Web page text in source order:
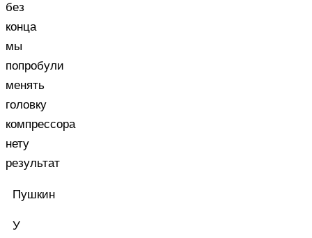
без
конца
мы
попробули
менять
головку
компрессора
нету
результат
Пушкин
У